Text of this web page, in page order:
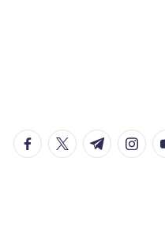
facebook.com
twitter.com
t.me